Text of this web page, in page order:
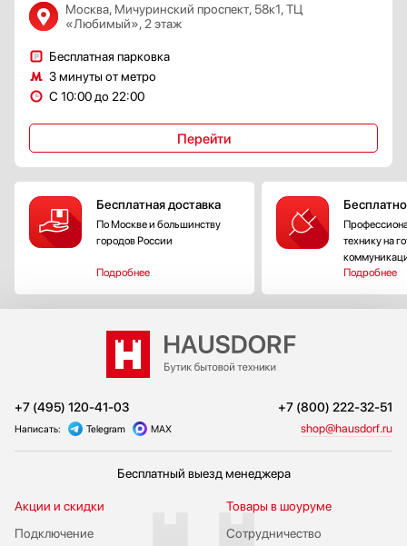
Москва, Мичуринский проспект, 58к1, ТЦ
«Любимый», 2 этаж
Бесплатная парковка
3 минуты от метро
С 10:00 до 22:00
Перейти
Бесплатная доставка
По Москве и большинству
городов России
Подробнее
технику на
Подробнее
+7 (495) 120-41-03 +7 (800) 222-32-51
Написать: Telegram MAX shop@hausdorf.ru
Бесплатный выезд менеджера
Акции и скидки
Подключение
Сотрудничество
Товары в шоуруме